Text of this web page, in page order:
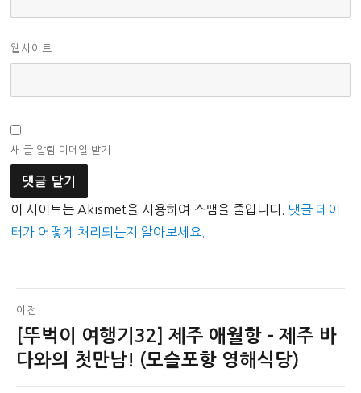
웹사이트
새 글 알림 이메일 받기
이 사이트는 Akismet을 사용하여 스팸을 줄입니다. 댓글 데이
터가 어떻게 처리되는지 알아보세요.
글
탐
색
이전
이
전
[뚜벅이 여행기32] 제주 애월항 – 제주 바
다와의 첫만남! (모슬포항 영해식당)